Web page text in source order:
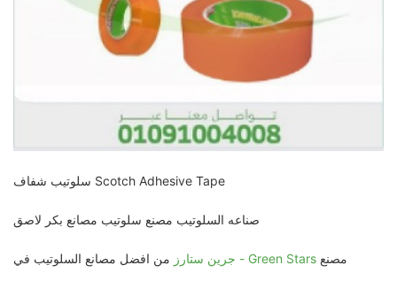
سلوتيب شفاف Scotch Adhesive Tape
صناعه السلوتيب مصنع سلوتيب مصانع بكر لاصق
مصنع جرين ستارز - Green Stars من افضل مصانع السلوتيب في